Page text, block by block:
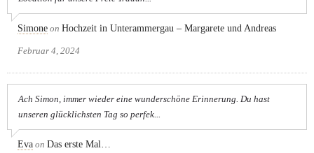
Simone on Hochzeit in Unterammergau – Margarete und Andreas
Februar 4, 2024
Ach Simon, immer wieder eine wunderschöne Erinnerung. Du hast
unseren glücklichsten Tag so perfek...
Eva on Das erste Mal…